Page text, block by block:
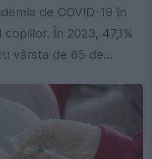
de COVID-19 în
În 2023, 47,1%
vârsta de 65 de...